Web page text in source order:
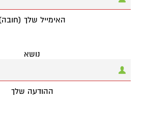
האימייל שלך
נושא
ההודעה שלך